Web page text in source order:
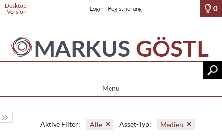
Desktop-
Version
Login Registrierung 0
Menü
Aktive Filter: Alle Asset-Typ: Medien